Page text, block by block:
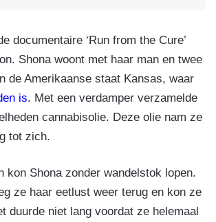
documentaire ‘Run from the Cure’
Shona woont met haar man en twee
de Amerikaanse staat Kansas, waar
is. Met een verdamper verzamelde
cannabisolie. Deze olie nam ze
tot zich.
kon Shona zonder wandelstok lopen.
ze haar eetlust weer terug en kon ze
duurde niet lang voordat ze helemaal